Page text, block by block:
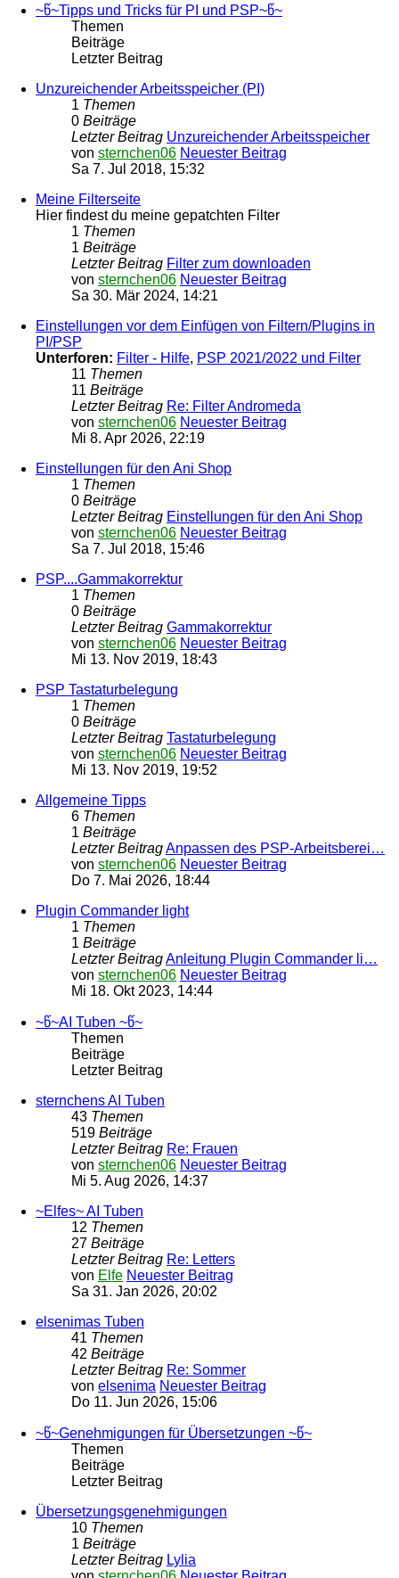
~წ~Tipps und Tricks für PI und PSP~წ~
Themen
Beiträge
Letzter Beitrag
Unzureichender Arbeitsspeicher (PI)
1 Themen
0 Beiträge
Letzter Beitrag Unzureichender Arbeitsspeicher
von sternchen06 Neuester Beitrag
Sa 7. Jul 2018, 15:32
Meine Filterseite
Hier findest du meine gepatchten Filter
1 Themen
1 Beiträge
Letzter Beitrag Filter zum downloaden
von sternchen06 Neuester Beitrag
Sa 30. Mär 2024, 14:21
Einstellungen vor dem Einfügen von Filtern/Plugins in
PI/PSP
Unterforen: Filter - Hilfe, PSP 2021/2022 und Filter
11 Themen
11 Beiträge
Letzter Beitrag Re: Filter Andromeda
von sternchen06 Neuester Beitrag
Mi 8. Apr 2026, 22:19
Einstellungen für den Ani Shop
1 Themen
0 Beiträge
Letzter Beitrag Einstellungen für den Ani Shop
von sternchen06 Neuester Beitrag
Sa 7. Jul 2018, 15:46
PSP....Gammakorrektur
1 Themen
0 Beiträge
Letzter Beitrag Gammakorrektur
von sternchen06 Neuester Beitrag
Mi 13. Nov 2019, 18:43
PSP Tastaturbelegung
1 Themen
0 Beiträge
Letzter Beitrag Tastaturbelegung
von sternchen06 Neuester Beitrag
Mi 13. Nov 2019, 19:52
Allgemeine Tipps
6 Themen
1 Beiträge
Letzter BeitragAnpassen des PSP-Arbeitsberei…
von sternchen06 Neuester Beitrag
Do 7. Mai 2026, 18:44
Plugin Commander light
1 Themen
1 Beiträge
Letzter BeitragAnleitung Plugin Commander li…
von sternchen06 Neuester Beitrag
Mi 18. Okt 2023, 14:44
~წ~AI Tuben ~წ~
Themen
Beiträge
Letzter Beitrag
sternchens AI Tuben
43 Themen
519 Beiträge
Letzter Beitrag Re: Frauen
von sternchen06 Neuester Beitrag
Mi 5. Aug 2026, 14:37
~Elfes~ AI Tuben
12 Themen
27 Beiträge
Letzter Beitrag Re: Letters
von Elfe Neuester Beitrag
Sa 31. Jan 2026, 20:02
elsenimas Tuben
41 Themen
42 Beiträge
Letzter Beitrag Re: Sommer
von elsenima Neuester Beitrag
Do 11. Jun 2026, 15:06
~წ~Genehmigungen für Übersetzungen ~წ~
Themen
Beiträge
Letzter Beitrag
Übersetzungsgenehmigungen
10 Themen
1 Beiträge
Letzter Beitrag Lylia